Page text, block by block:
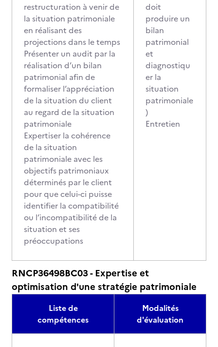
restructuration à venir de
la situation patrimoniale
en réalisant des
projections dans le temps
Présenter un audit par la
réalisation d’un bilan
patrimonial afin de
formaliser l’appréciation
de la situation du client
au regard de la situation
patrimoniale
Expertiser la cohérence
de la situation
patrimoniale avec les
objectifs patrimoniaux
déterminés par le client
pour que celui-ci puisse
identifier la compatibilité
ou l’incompatibilité de la
situation et ses
préoccupations
doit
produire un
bilan
patrimonial
et
diagnostiqu
er la
situation
patrimoniale
)
Entretien
RNCP36498BC03 - Expertise et
optimisation d'une stratégie patrimoniale
Liste de
compétences
Modalités
d'évaluation